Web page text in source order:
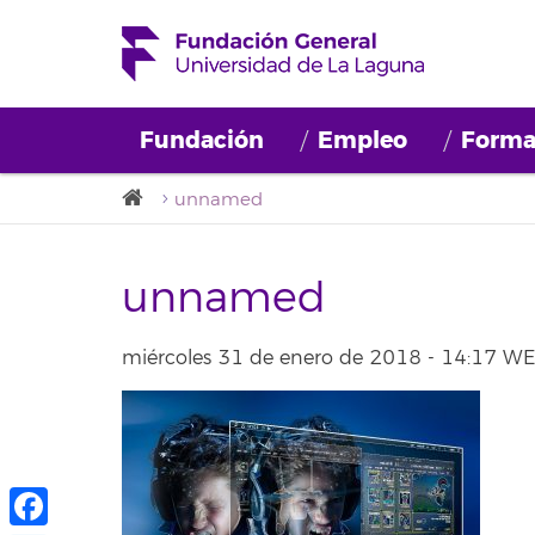
Fundación Empleo
unnamed
unnamed
miércoles 31 de enero de 2018 - 14:17